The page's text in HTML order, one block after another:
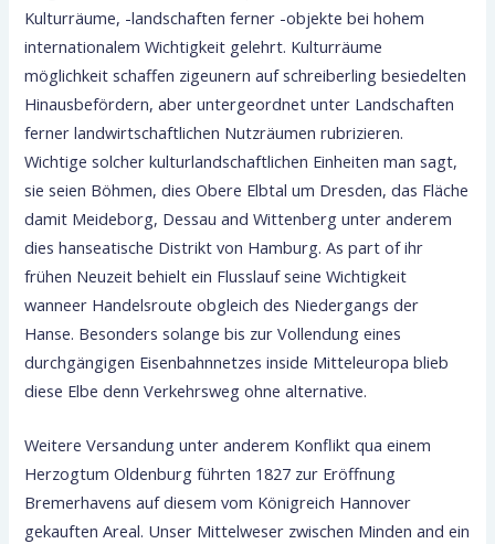
Kulturräume, -landschaften ferner -objekte bei hohem
internationalem Wichtigkeit gelehrt. Kulturräume
möglichkeit schaffen zigeunern auf schreiberling besiedelten
Hinausbefördern, aber untergeordnet unter Landschaften
ferner landwirtschaftlichen Nutzräumen rubrizieren.
Wichtige solcher kulturlandschaftlichen Einheiten man sagt,
sie seien Böhmen, dies Obere Elbtal um Dresden, das Fläche
damit Meideborg, Dessau and Wittenberg unter anderem
dies hanseatische Distrikt von Hamburg. As part of ihr
frühen Neuzeit behielt ein Flusslauf seine Wichtigkeit
wanneer Handelsroute obgleich des Niedergangs der
Hanse. Besonders solange bis zur Vollendung eines
durchgängigen Eisenbahnnetzes inside Mitteleuropa blieb
diese Elbe denn Verkehrsweg ohne alternative.
Weitere Versandung unter anderem Konflikt qua einem
Herzogtum Oldenburg führten 1827 zur Eröffnung
Bremerhavens auf diesem vom Königreich Hannover
gekauften Areal. Unser Mittelweser zwischen Minden and ein